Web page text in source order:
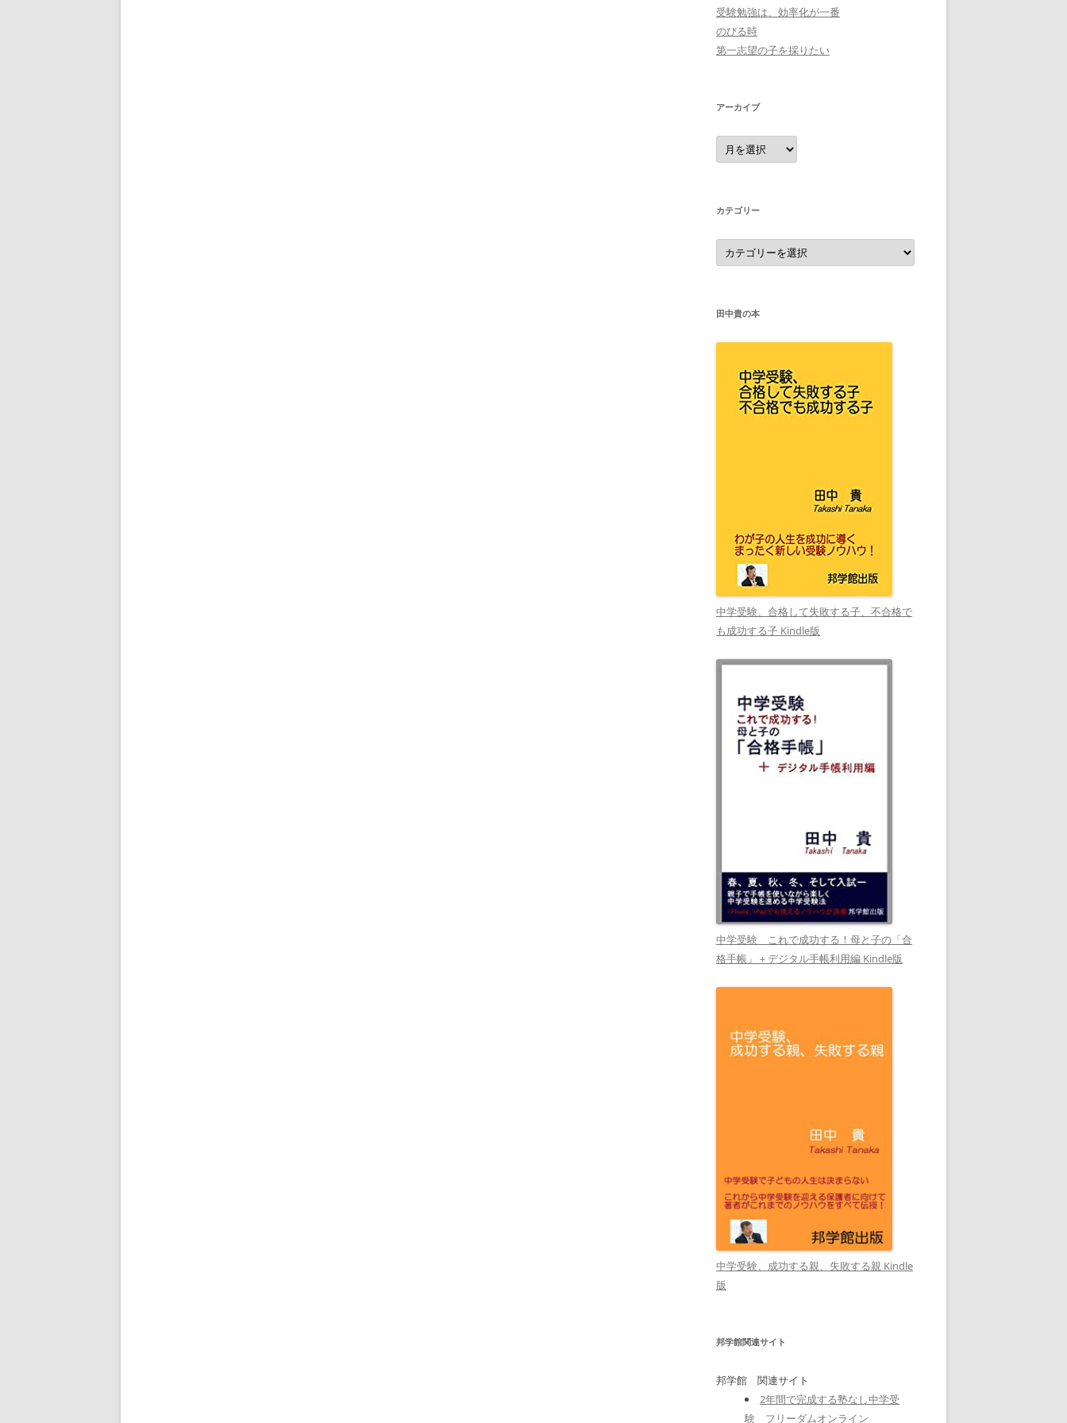
受験勉強は、効率化が一番
のびる時
第一志望の子を採りたい
アーカイブ
ア
ー
カ
カテゴリー
カ
テ
ゴ
田中貴の本
中学受験、合格して失敗する子、不合格で
も成功する子 Kindle版
中学受験 これで成功する！母と子の「合
格手帳」＋デジタル手帳利用編 Kindle版
中学受験、成功する親、失敗する親 Kindle
版
邦学館関連サイト
邦学館 関連サイト
2年間で完成する塾なし中学受
験 フリーダムオンライン